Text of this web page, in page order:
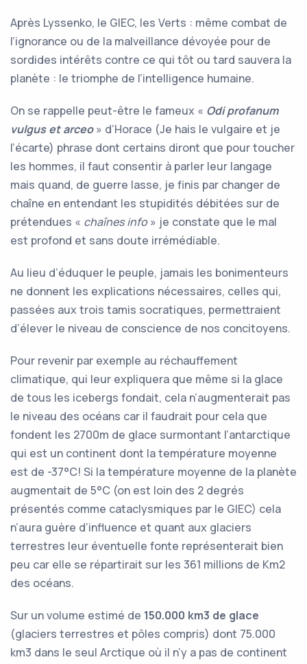
Après Lyssenko, le GIEC, les Verts : même combat de
l’ignorance ou de la malveillance dévoyée pour de
sordides intérêts contre ce qui tôt ou tard sauvera la
planète : le triomphe de l’intelligence humaine.
On se rappelle peut-être le fameux « Odi profanum
vulgus et arceo» d’Horace (Je hais le vulgaire et je
l’écarte) phrase dont certains diront que pour toucher
les hommes, il faut consentir à parler leur langage
mais quand, de guerre lasse, je finis par changer de
chaîne en entendant les stupidités débitées sur de
prétendues « chaînes info» je constate que le mal
est profond et sans doute irrémédiable.
Au lieu d’éduquer le peuple, jamais les bonimenteurs
ne donnent les explications nécessaires, celles qui,
passées aux trois tamis socratiques, permettraient
d’élever le niveau de conscience de nos concitoyens.
Pour revenir par exemple au réchauffement
climatique, qui leur expliquera que même si la glace
de tous les icebergs fondait, cela n’augmenterait pas
le niveau des océans car il faudrait pour cela que
fondent les 2700m de glace surmontant l’antarctique
qui est un continent dont la température moyenne
est de -37°C! Si la température moyenne de la planète
augmentait de 5°C (on est loin des 2 degrés
présentés comme cataclysmiques par le GIEC) cela
n’aura guère d’influence et quant aux glaciers
terrestres leur éventuelle fonte représenterait bien
peu car elle se répartirait sur les 361 millions de Km2
des océans.
Sur un volume estimé de 150.000 km3 de glace
(glaciers terrestres et pôles compris) dont 75.000
km3 dans le seul Arctique où il n’y a pas de continent